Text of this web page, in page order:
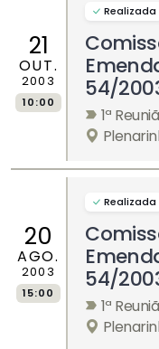
21
OUT.
2003
10:00
Realizada
54/
1ª
20
AGO.
2003
15:00
Realizada
54/
1ª